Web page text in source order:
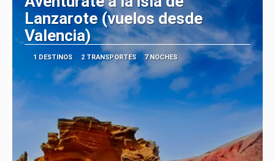
Lanzarote (vuelos desde
Valencia)
1 DESTINOS 2 TRANSPORTES 7 NOCHES